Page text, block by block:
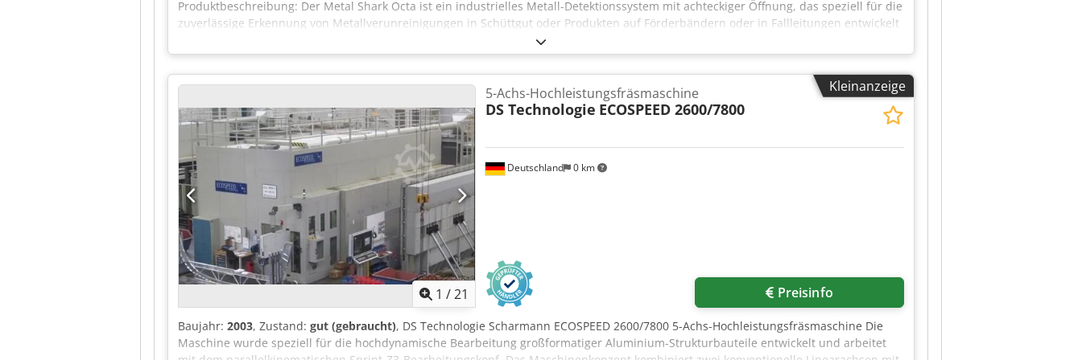
Produktbeschreibung: Der Metal Shark Octa ist ein industrielles Metall-Detektionssystem mit achteckiger Öffnung, das speziell für die
zuverlässige Erkennung von Metallverunreinigungen in Schüttgut oder Produkten auf Förderbändern oder in Fallleitungen entwickelt
wurde. Es erkennt Eisen-, Nichteisen- und Edelstahlpartikel mit hoher Empfindlichkeit. Hauptmerkmale: Fernüberwachung über
SHARKNet®-Software Digitale Signalverarbeitung (DSP) für präzise und stabile Detektion Achteckige Öffnung für optimalen
Materialfluss und Detektionsbereich Hohe Empfindlichkeit – typische Detektionsleistungen: Eisenhaltig: ≥ 0,8 mm Nichteisen (z. B.
Aluminium): ≥ 1,0 mm Edelstahl: ≥ 1,2 mm (je nach Produkt und Größe) Automatische Kalibrierung und Kompensation von
Produkteffekten Dedoztl Hyjpfx Ackokr Touchscreen-Display mit benutzerfreundlicher, mehrsprachiger Bedienoberfläche
Hygienisches Edelstahlgehäuse, erhältlich in IP65/IP66 Stromversorgung: 100–240 V AC, 50–60 Hz Ausgänge: Relais, 4–20 mA, digitale
Ein-/Ausgänge, Ethernet, USB Anwendungsbereiche: Lebensmittelindustrie, Chemie, Pharmazie, Recycling, Holz- und
Kunststoffverarbeitung Vorteile: Hervorragende Störunterdrückung Zuverlässiger Dauerbetrieb rund um die Uhr Einfache Integration
in bestehende Anlagen Unterstützung von HACCP, IFS, BRC und anderen QM-Systemen
Kleinanzeige
1 /21
Deutschland 0 km
5-Achs-Hochleistungsfräsmaschine
DS Technologie ECOSPEED 2600/7800
Preisinfo
Baujahr: 2003, Zustand: gut (gebraucht), DS Technologie Scharmann ECOSPEED 2600/7800 5-Achs-Hochleistungsfräsmaschine Die
Maschine wurde speziell für die hochdynamische Bearbeitung großformatiger Aluminium-Strukturbauteile entwickelt und arbeitet